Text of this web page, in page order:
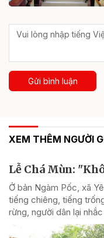
Gửi bình luận
XEM THÊM NGƯỜI
Lễ Chá Mùn:
Ở bản Ngàm Pốc, xã
tiếng chiêng, tiếng
rừng, người dân lại